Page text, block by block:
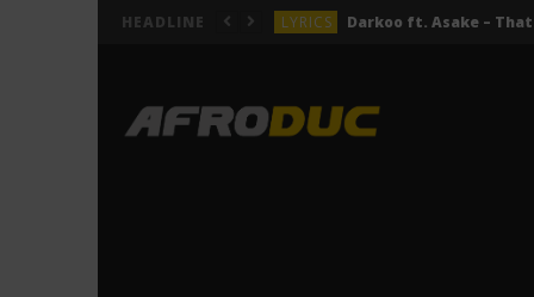
HEADLINE LYRICS
ACTUALITÉS